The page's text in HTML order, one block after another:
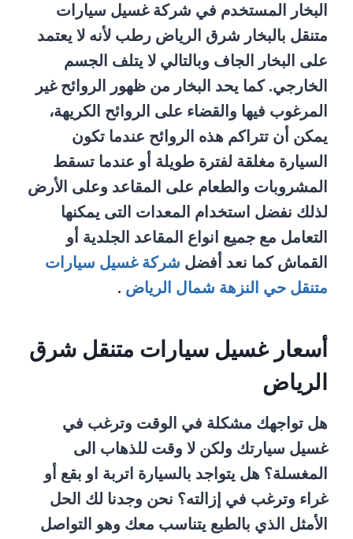
البخار المستخدم في شركة غسيل سيارات
متنقل بالبخار شرق الرياض رطب لأنه لا يعتمد
على البخار الجاف وبالتالي لا يتلف الجسم
الخارجي. كما يحد البخار من ظهور الروائح غير
المرغوب فيها والقضاء على الروائح الكريهة،
يمكن أن تتراكم هذه الروائح عندما تكون
السيارة مغلقة لفترة طويلة أو عندما تسقط
المشروبات والطعام على المقاعد وعلى الأرض
لذلك نفضل استخدام المعدات التى يمكنها
التعامل مع جميع انواع المقاعد الجلدية أو
القماش كما نعد أفضل شركة غسيل سيارات
متنقل حي النزهة شمال الرياض .
أسعار غسيل سيارات متنقل شرق
الرياض
هل تواجهك مشكلة في الوقت وترغب في
غسيل سيارتك ولكن لا وقت للذهاب الى
المغسلة؟ هل يتواجد بالسيارة اتربة او بقع أو
غراء وترغب في إزالته؟ نحن وجدنا لك الحل
الأمثل الذي بالطبع يتناسب معك وهو التواصل